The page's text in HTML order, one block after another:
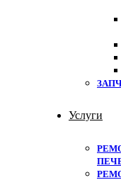
Услуги